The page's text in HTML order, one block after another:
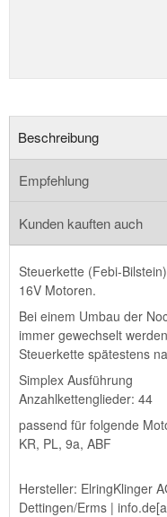
Beschreibung
Empfehlung
Kunden kauften auch
Steuerkette (Febi-
16V Motoren.
Bei einem Umbau der
immer gewechselt
Steuerkette spätestens
Simplex Ausführung
Anzahlkettenglieder: 44
passend für folgende
KR, PL, 9a, ABF
Hersteller: ElringKlinger
Dettingen/Erms |